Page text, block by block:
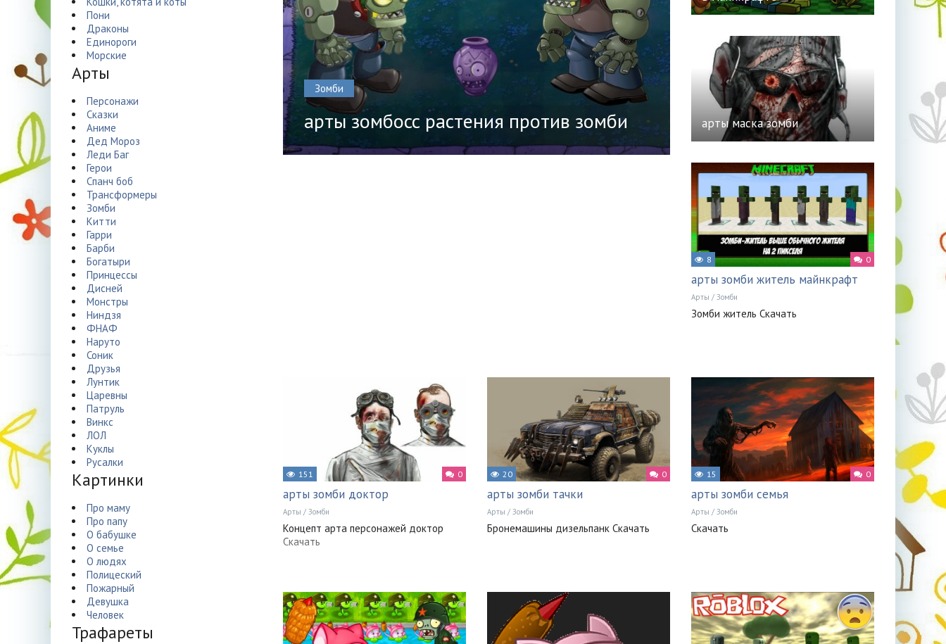
Зомби
арты зомбосс растения против зомби арты маска зомби
8 0
арты зомби житель майнкрафт
Арты / Зомби
Зомби житель Скачать
151 0
арты зомби доктор
Арты / Зомби
Концепт арта персонажей доктор
Скачать
20 0
арты зомби тачки
Арты / Зомби
Бронемашины дизельпанк Скачать
15 0
арты зомби семья
Арты / Зомби
Скачать
Пони
Драконы
Единороги
Морские
Арты
Персонажи
Сказки
Аниме
Дед Мороз
Леди Баг
Герои
Спанч боб
Трансформеры
Зомби
Китти
Гарри
Барби
Богатыри
Принцессы
Дисней
Монстры
Ниндзя
ФНАФ
Наруто
Соник
Друзья
Лунтик
Царевны
Патруль
Винкс
ЛОЛ
Куклы
Русалки
Картинки
Про маму
Про папу
О бабушке
О семье
О людях
Полицеский
Пожарный
Девушка
Человек
Трафареты